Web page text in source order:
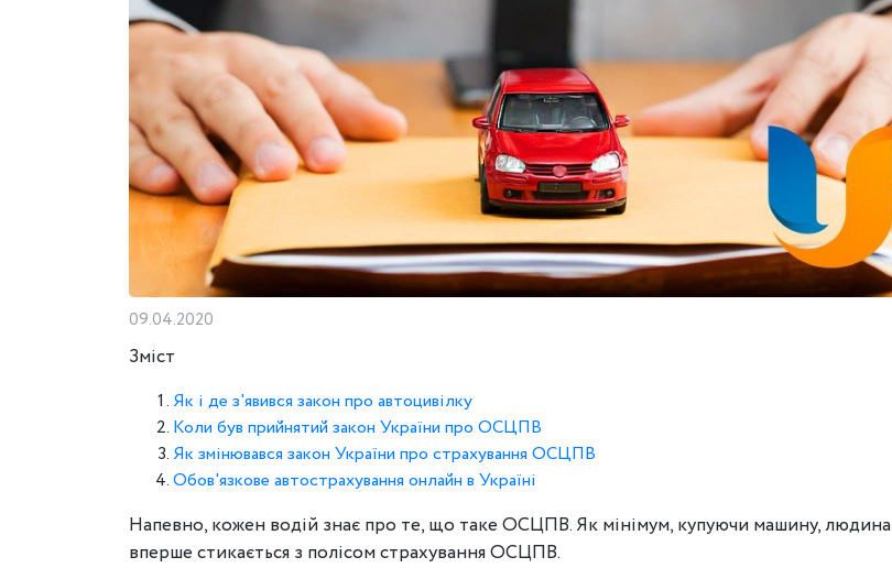
09.04.2020
Зміст
Як і де з'явився закон про автоцивілку
Коли був прийнятий закон України про ОСЦПВ
Як змінювався закон України про страхування ОСЦПВ
Обов'язкове автострахування онлайн в Україні
Напевно, кожен водій знає про те, що таке ОСЦПВ. Як мінімум, купуючи машину, людина
вперше стикається з полісом страхування ОСЦПВ.